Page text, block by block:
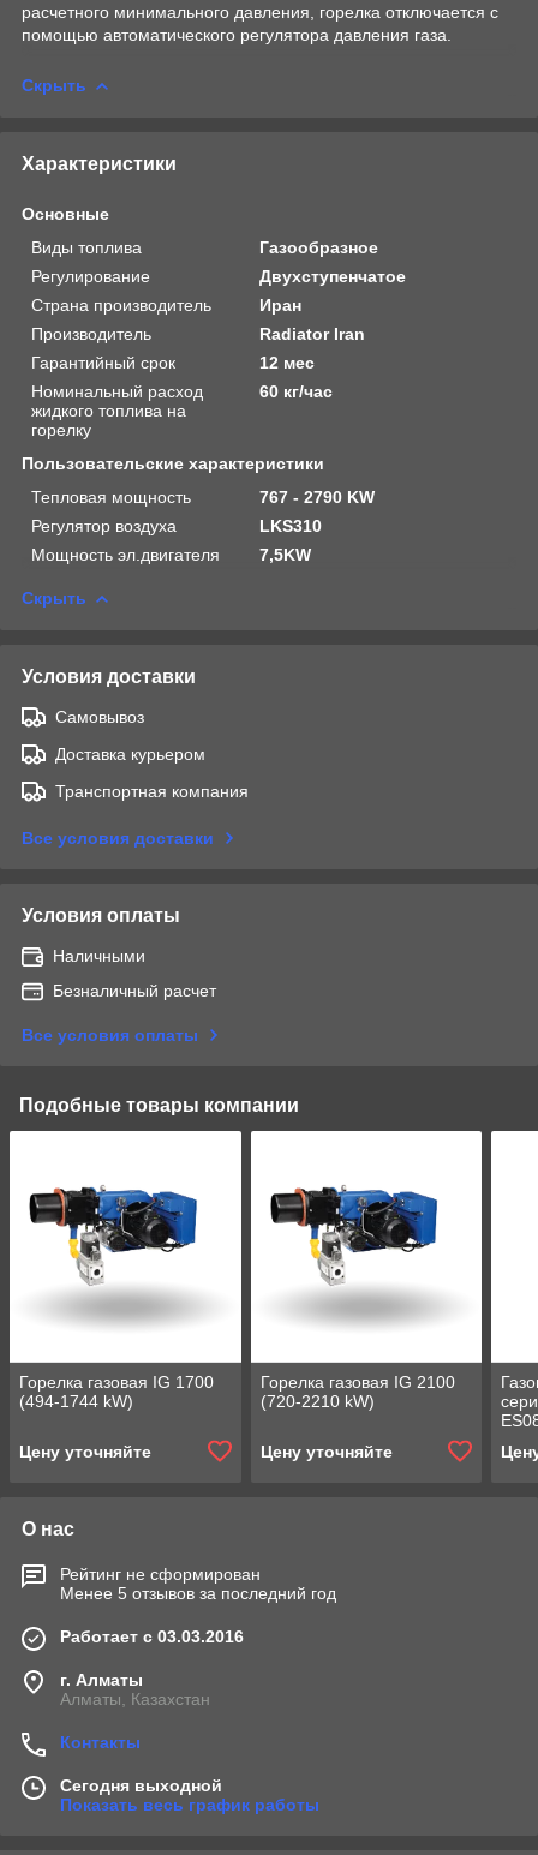
расчетного минимального давления, горелка отключается с
помощью автоматического регулятора давления газа.
Скрыть
Характеристики
Основные
Виды топлива
Газообразное
Регулирование
Двухступенчатое
Страна производитель
Иран
Производитель
Radiator Iran
Гарантийный срок
12 мес
Номинальный расход
жидкого топлива на
горелку
60 кг/час
Пользовательские характеристики
Тепловая мощность
767 - 2790 KW
Регулятор воздуха
LKS310
Мощность эл.двигателя
7,5KW
Скрыть
Условия доставки
Самовывоз
Доставка курьером
Транспортная компания
Все условия доставки
Условия оплаты
Наличными
Безналичный расчет
Все условия оплаты
Подобные товары компании
Горелка газовая IG 1700
(494-1744 kW)
Цену уточняйте
Горелка газовая IG 2100
(720-2210 kW)
Цену уточняйте
О нас
Рейтинг не сформирован
Менее 5 отзывов за последний год
Работает с 03.03.2016
г. Алматы
Алматы, Казахстан
Контакты
Сегодня выходной
Показать весь график работы